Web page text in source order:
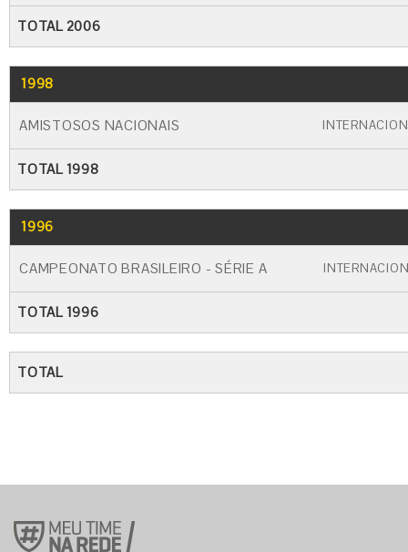
TOTAL 2006
1998
AMISTOSOS NACIONAIS
TOTAL 1998
1996
CAMPEONATO BRASILEIRO - SÉRIE A
TOTAL 1996
TOTAL